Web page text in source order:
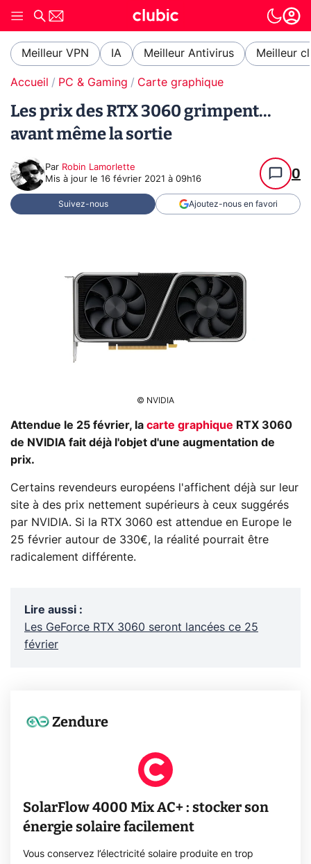
Meilleur VPN IA Meilleur Antivirus Meilleur
Accueil PC & Gaming Carte graphique
Les prix des RTX 3060 grimpent...
avant même la sortie
Par Robin Lamorlette
Mis à jour le 16 février 2021 à 09h16 0
Suivez-nous Ajoutez-nous en favori
© NVIDIA
Attendue le 25 février, la carte graphique RTX 3060
de NVIDIA fait déjà l'objet d'une augmentation de
prix.
Certains revendeurs européens l'affichent déjà sur leur
site à des prix nettement supérieurs à ceux suggérés
par NVIDIA. Si la RTX 3060 est attendue en Europe le
25 février autour de 330€, la réalité pourrait être
radicalement différente.
Lire aussi :
Les GeForce RTX 3060 seront lancées ce 25
février
Zendure
SolarFlow 4000 Mix AC+ : stocker son
énergie solaire facilement
Vous conservez l’électricité solaire produite en trop